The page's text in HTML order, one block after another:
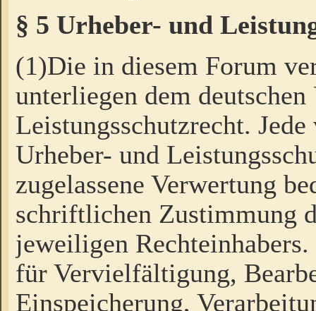
§ 5 Urheber- und
(1)Die in diesem Forum
unterliegen dem
Leistungsschutzrecht.
Urheber- und
zugelassene Verwertung
schriftlichen Zustimmung
jeweiligen
für Vervielfältigung,
Einspeicherung,